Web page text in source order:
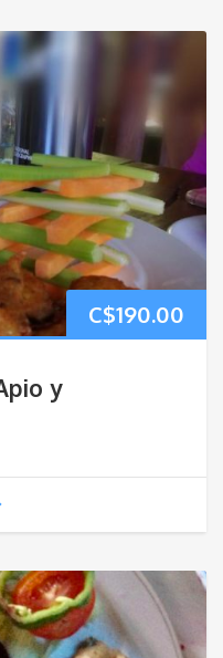
C$190.00
y